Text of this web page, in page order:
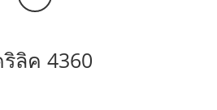
ลิค 4360